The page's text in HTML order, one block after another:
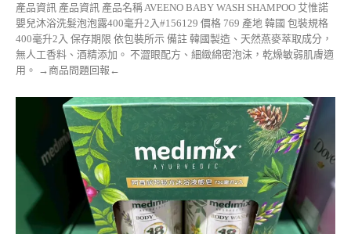
產品資訊 產品資訊 產品名稱 AVEENO BABY WASH SHAMPOO 艾惟諾
嬰兒沐浴洗髮泡泡露400毫升2入#156129 價格 769 產地 韓國 包裝規格
400毫升2入 保存期限 依包裝所示 備註 韓國製造、天然燕麥萃取成分，
無人工香料、酒精添加。 不澀眼配方、細緻綿密泡沫，乾燥敏弱肌膚適
用。 →商品問題回報←